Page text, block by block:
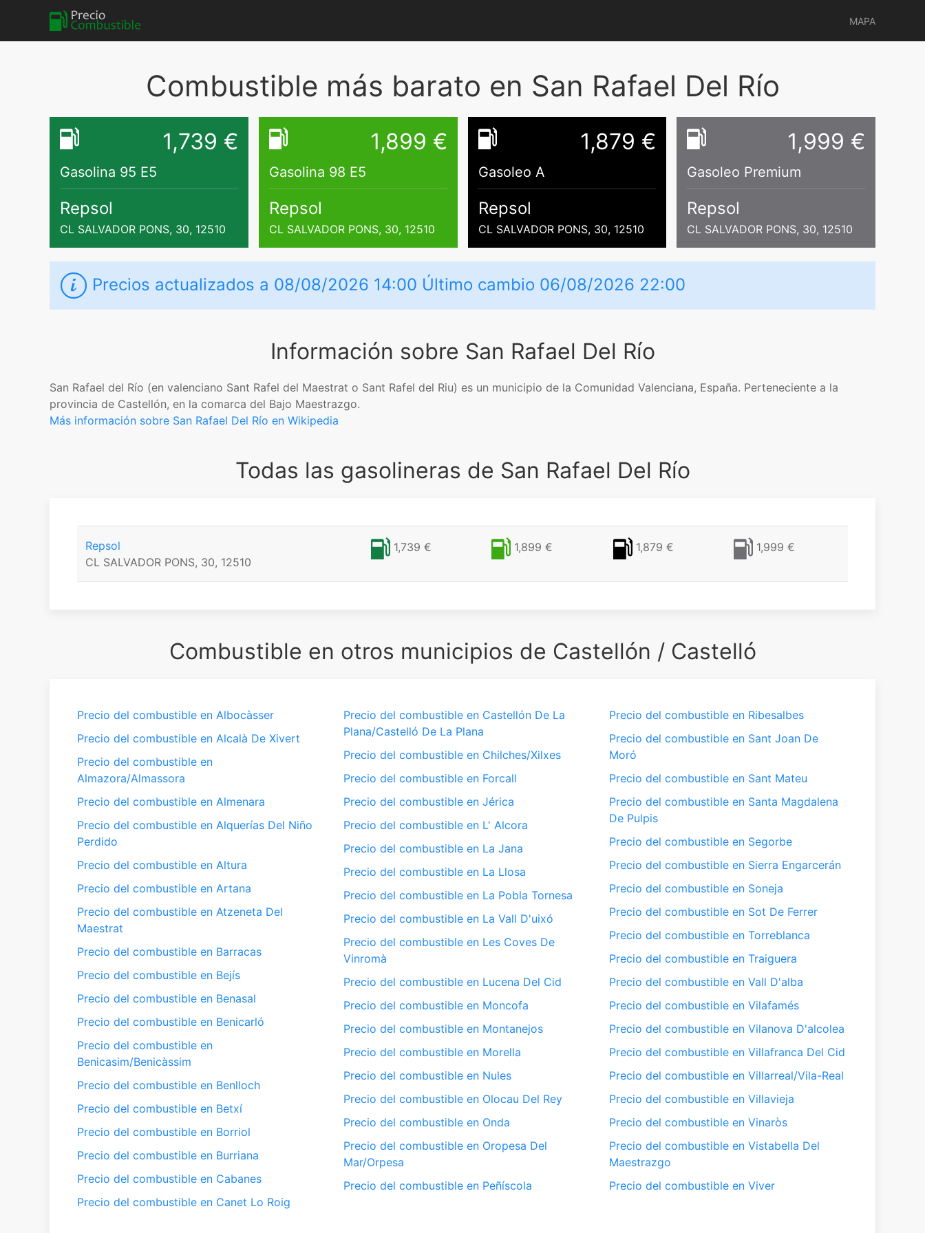
MAPA
Combustible más barato en San Rafael Del Río
1,739 €
Gasolina 95 E5
Repsol
CL SALVADOR PONS, 30, 12510
1,899 €
Gasolina 98 E5
Repsol
CL SALVADOR PONS, 30, 12510
1,879 €
Gasoleo A
Repsol
CL SALVADOR PONS, 30, 12510
1,999 €
Gasoleo Premium
Repsol
CL SALVADOR PONS, 30, 12510
Precios actualizados a 08/08/2026 14:00 Último cambio 06/08/2026 22:00
Información sobre San Rafael Del Río
San Rafael del Río (en valenciano Sant Rafel del Maestrat o Sant Rafel del Riu) es un municipio de la Comunidad Valenciana, España. Perteneciente a la
provincia de Castellón, en la comarca del Bajo Maestrazgo.
Más información sobre San Rafael Del Río en Wikipedia
Todas las gasolineras de San Rafael Del Río
Repsol
CL SALVADOR PONS, 30, 12510
1,739 € 1,899 € 1,879 € 1,999 €
Combustible en otros municipios de Castellón / Castelló
Precio del combustible en Albocàsser
Precio del combustible en Alcalà De Xivert
Precio del combustible en
Almazora/Almassora
Precio del combustible en Almenara
Precio del combustible en Alquerías Del Niño
Perdido
Precio del combustible en Altura
Precio del combustible en Artana
Precio del combustible en Atzeneta Del
Maestrat
Precio del combustible en Barracas
Precio del combustible en Bejís
Precio del combustible en Benasal
Precio del combustible en Benicarló
Precio del combustible en
Benicasim/Benicàssim
Precio del combustible en Benlloch
Precio del combustible en Betxí
Precio del combustible en Borriol
Precio del combustible en Burriana
Precio del combustible en Cabanes
Precio del combustible en Canet Lo Roig
Precio del combustible en Castellón De La
Plana/Castelló De La Plana
Precio del combustible en Chilches/Xilxes
Precio del combustible en Forcall
Precio del combustible en Jérica
Precio del combustible en L' Alcora
Precio del combustible en La Jana
Precio del combustible en La Llosa
Precio del combustible en La Pobla Tornesa
Precio del combustible en La Vall D'uixó
Precio del combustible en Les Coves De
Vinromà
Precio del combustible en Lucena Del Cid
Precio del combustible en Moncofa
Precio del combustible en Montanejos
Precio del combustible en Morella
Precio del combustible en Nules
Precio del combustible en Olocau Del Rey
Precio del combustible en Onda
Precio del combustible en Oropesa Del
Mar/Orpesa
Precio del combustible en Peñíscola
Precio del combustible en Ribesalbes
Precio del combustible en Sant Joan De
Moró
Precio del combustible en Sant Mateu
Precio del combustible en Santa Magdalena
De Pulpis
Precio del combustible en Segorbe
Precio del combustible en Sierra Engarcerán
Precio del combustible en Soneja
Precio del combustible en Sot De Ferrer
Precio del combustible en Torreblanca
Precio del combustible en Traiguera
Precio del combustible en Vall D'alba
Precio del combustible en Vilafamés
Precio del combustible en Vilanova D'alcolea
Precio del combustible en Villafranca Del Cid
Precio del combustible en Villarreal/Vila-Real
Precio del combustible en Villavieja
Precio del combustible en Vinaròs
Precio del combustible en Vistabella Del
Maestrazgo
Precio del combustible en Viver